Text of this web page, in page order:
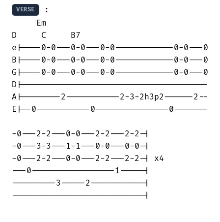
VERSE
:
     Em
D     C     B7
e|----0-0---0-0---0-0------------0-0---0
B|----0-0---0-0---0-0------------0-0---0
G|----0-0---0-0---0-0------------0-0---0
D|--------------------------------------
A|--------2-----------2-3-2h3p2------2--
E|--0-----------0---------------0-------
-0---2-2---0-0---2-2---2-2-|
-0---3-3---1-1---0-0---0-0-|
-0---2-2---0-0---2-2---2-2-| x4
---0-----------------1-----|
---------3-----2-----------|
---------------------------|